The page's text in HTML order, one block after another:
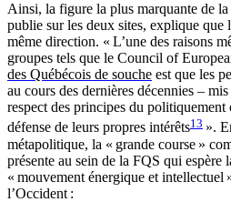
Ainsi, la figure la plus marquante de
publie sur les deux sites, explique que
même direction. « L’une des raisons
groupes tels que le Council of
des Québécois de souche est que les
au cours des dernières décennies –
respect des principes du politiquement
défense de leurs propres intérêts13 ».
métapolitique, la « grande course »
présente au sein de la FQS qui espère
« mouvement énergique et
l’Occident :